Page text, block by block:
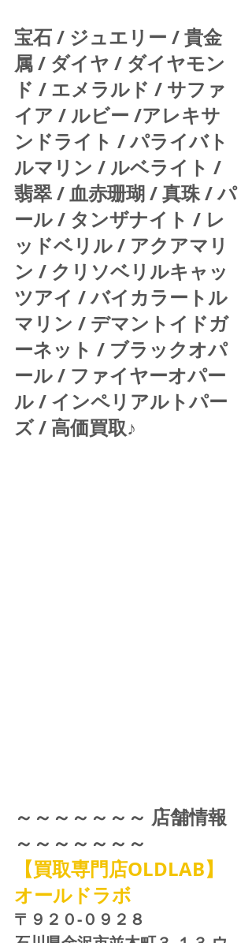
宝石 / ジュエリー / 貴金
属 / ダイヤ / ダイヤモン
ド / エメラルド / サファ
イア / ルビー /アレキサ
ンドライト / パライバト
ルマリン / ルベライト /
翡翠 / 血赤珊瑚 / 真珠 / パ
ール / タンザナイト / レ
ッドベリル / アクアマリ
ン / クリソベリルキャッ
ツアイ / バイカラートル
マリン / デマントイドガ
ーネット / ブラックオパ
ール / ファイヤーオパー
ル / インペリアルトパー
ズ / 高価買取♪
～～～～～～～ 店舗情報
～～～～～～～
【買取専門店OLDLAB】
オールドラボ
〒９２０-０９２８